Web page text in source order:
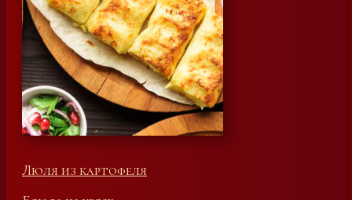
Люля из картофеля